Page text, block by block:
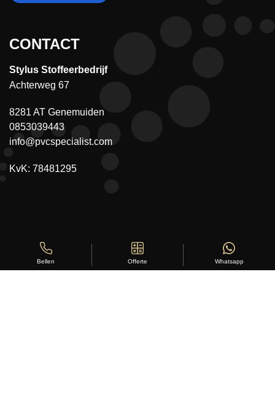
CONTACT
Stylus Stoffeerbedrijf
Achterweg 67
8281 AT Genemuiden
0853039443
info@pvcspecialist.com
KvK: 78481295
Bellen Offerte Whatsapp